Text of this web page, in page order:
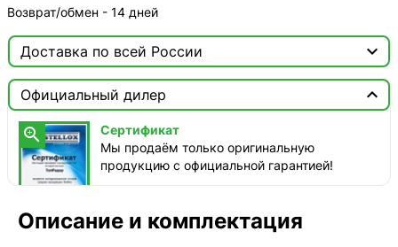
Возврат/обмен - 14 дней
Доставка по всей России 
 Москва
ТопРадар — Курьер
завтра, от 350 ₽
ТопРадар — Самовывоз
сегодня, бесплатно
Официальный дилер


Сертификат
Мы продаём только оригинальную
продукцию с официальной гарантией!
Описание и комплектация